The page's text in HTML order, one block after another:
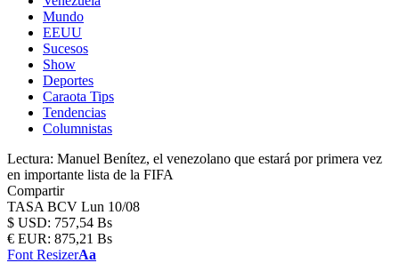
Mundo
EEUU
Sucesos
Show
Deportes
Caraota Tips
Tendencias
Columnistas
Lectura: Manuel Benítez, el venezolano que estará por primera vez
en importante lista de la FIFA
Compartir
TASA BCV Lun 10/08
$ USD: 757,54 Bs
€ EUR: 875,21 Bs
Font ResizerAa